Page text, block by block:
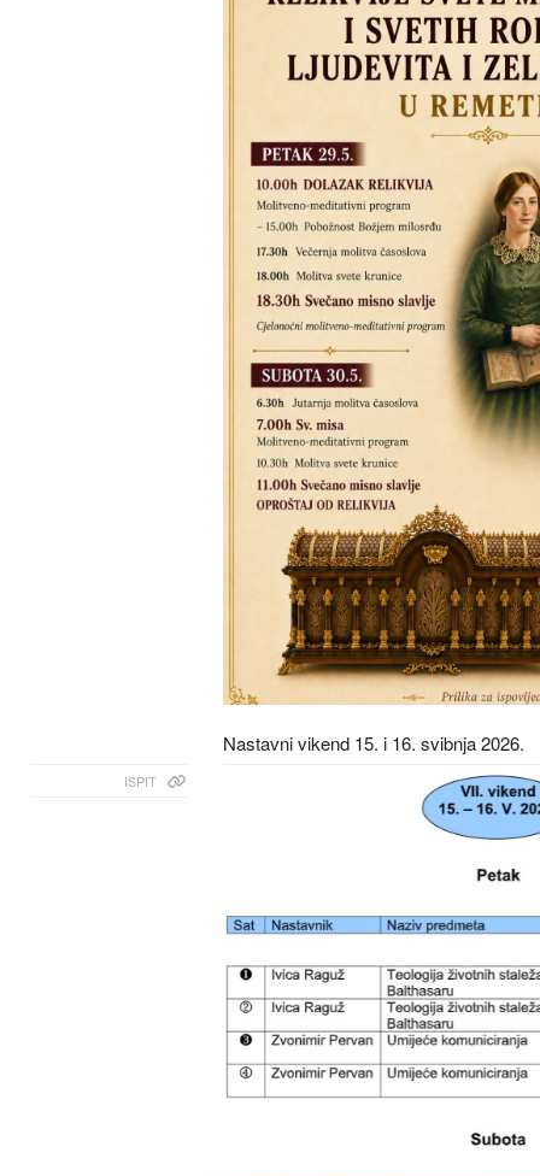
Nastavni vikend 15. i 16. svibnja 2026.
ISPIT